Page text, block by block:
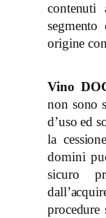
origine
Vino
non sono
d’uso ed
la
domini
sicuro
procedure